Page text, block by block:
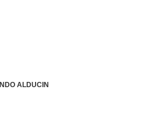
ALDUCIN